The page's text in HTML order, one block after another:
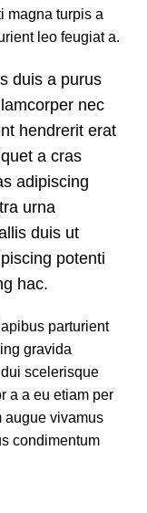
magna turpis a
leo feugiat a.
duis a purus
nec
hendrerit erat
a cras
adipiscing
urna
duis ut
potenti
hac.
parturient
gravida
scelerisque
a a eu etiam per
augue vivamus
condimentum